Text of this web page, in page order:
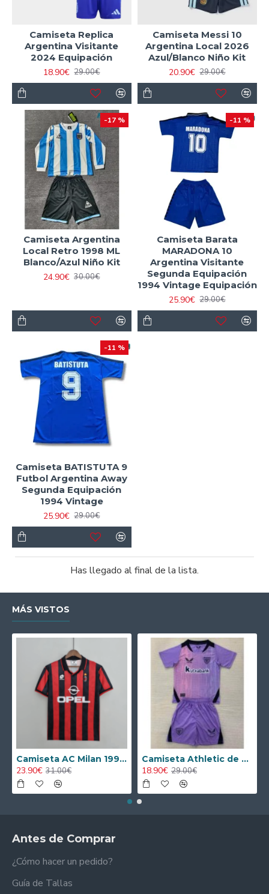
Camiseta Replica
Argentina Visitante
2024 Equipación
18.90€ 29.00€
Camiseta Messi 10
Argentina Local 2026
Azul/Blanco Niño Kit
20.90€ 29.00€
-17 %
Camiseta Argentina
Local Retro 1998 ML
Blanco/Azul Niño Kit
24.90€ 30.00€
-11 %
Camiseta Barata
MARADONA 10
Argentina Visitante
Segunda Equipación
1994 Vintage Equipación
25.90€ 29.00€
-11 %
Camiseta BATISTUTA 9
Futbol Argentina Away
Segunda Equipación
1994 Vintage
25.90€ 29.00€
Has llegado al final de la lista.
MÁS VISTOS
Camiseta AC Milan 1995/1996 Local Retro
23.90€ 31.00€
Camiseta Athletic de Bilbao 2024/2025 Alternativo Niño Kit
18.90€ 29.00€
Antes de Comprar
¿Cómo hacer un pedido?
Guía de Tallas